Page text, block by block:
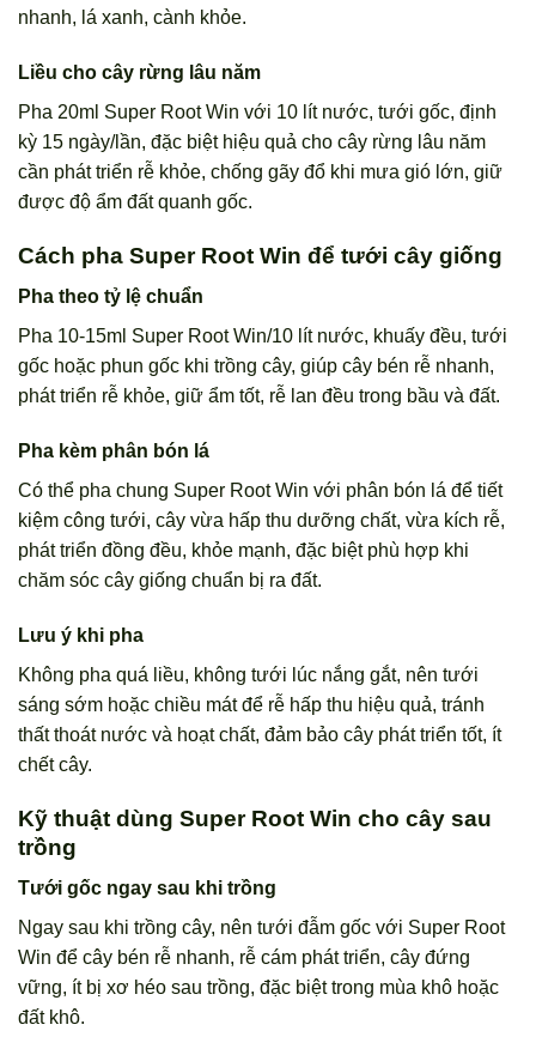
nhanh, lá xanh, cành khỏe.
Liều cho cây rừng lâu năm
Pha 20ml Super Root Win với 10 lít nước, tưới gốc, định
kỳ 15 ngày/lần, đặc biệt hiệu quả cho cây rừng lâu năm
cần phát triển rễ khỏe, chống gãy đổ khi mưa gió lớn, giữ
được độ ẩm đất quanh gốc.
Cách pha Super Root Win để tưới cây giống
Pha theo tỷ lệ chuẩn
Pha 10-15ml Super Root Win/10 lít nước, khuấy đều, tưới
gốc hoặc phun gốc khi trồng cây, giúp cây bén rễ nhanh,
phát triển rễ khỏe, giữ ẩm tốt, rễ lan đều trong bầu và đất.
Pha kèm phân bón lá
Có thể pha chung Super Root Win với phân bón lá để tiết
kiệm công tưới, cây vừa hấp thu dưỡng chất, vừa kích rễ,
phát triển đồng đều, khỏe mạnh, đặc biệt phù hợp khi
chăm sóc cây giống chuẩn bị ra đất.
Lưu ý khi pha
Không pha quá liều, không tưới lúc nắng gắt, nên tưới
sáng sớm hoặc chiều mát để rễ hấp thu hiệu quả, tránh
thất thoát nước và hoạt chất, đảm bảo cây phát triển tốt, ít
chết cây.
Kỹ thuật dùng Super Root Win cho cây sau
trồng
Tưới gốc ngay sau khi trồng
Ngay sau khi trồng cây, nên tưới đẫm gốc với Super Root
Win để cây bén rễ nhanh, rễ cám phát triển, cây đứng
vững, ít bị xơ héo sau trồng, đặc biệt trong mùa khô hoặc
đất khô.